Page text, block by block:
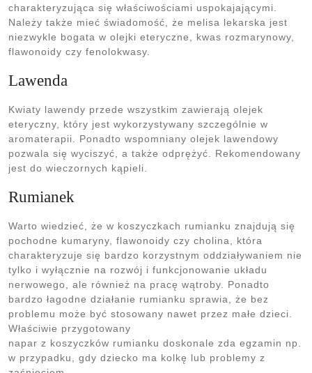
charakteryzująca się właściwościami uspokajającymi.
Należy także mieć świadomość, że melisa lekarska jest
niezwykle bogata w olejki eteryczne, kwas rozmarynowy,
flawonoidy czy fenolokwasy.
Lawenda
Kwiaty lawendy przede wszystkim zawierają olejek
eteryczny, który jest wykorzystywany szczególnie w
aromaterapii. Ponadto wspomniany olejek lawendowy
pozwala się wyciszyć, a także odprężyć. Rekomendowany
jest do wieczornych kąpieli.
Rumianek
Warto wiedzieć, że w koszyczkach rumianku znajdują się
pochodne kumaryny, flawonoidy czy cholina, która
charakteryzuje się bardzo korzystnym oddziaływaniem nie
tylko i wyłącznie na rozwój i funkcjonowanie układu
nerwowego, ale również na pracę wątroby. Ponadto
bardzo łagodne działanie rumianku sprawia, że bez
problemu może być stosowany nawet przez małe dzieci.
Właściwie przygotowany
napar z koszyczków rumianku doskonale zda egzamin np.
w przypadku, gdy dziecko ma kolkę lub problemy z